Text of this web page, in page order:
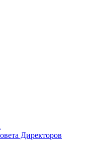
Директоров